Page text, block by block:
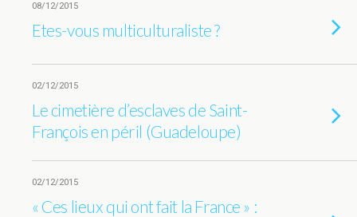
08/12/2015
Etes-vous multiculturaliste ?
02/12/2015
Le cimetière d’esclaves de Saint-
François en péril (Guadeloupe)
02/12/2015
« Ces lieux qui ont fait la France » :